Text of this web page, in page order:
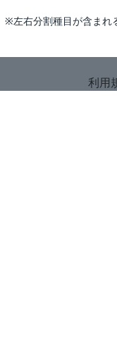
※左右分割種目が含まれ
利用